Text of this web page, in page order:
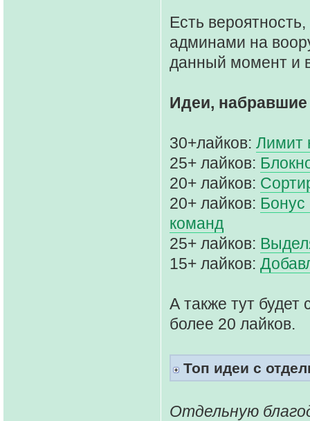
Есть
админами на
данный момент и
Идеи,
30+лайков: Лимит
25+ лайков:
20+ лайков:
20+ лайков: Бонус
команд
25+ лайков:
15+ лайков:
А также тут
более 20 лайков.
Топ идеи с
Отдельную